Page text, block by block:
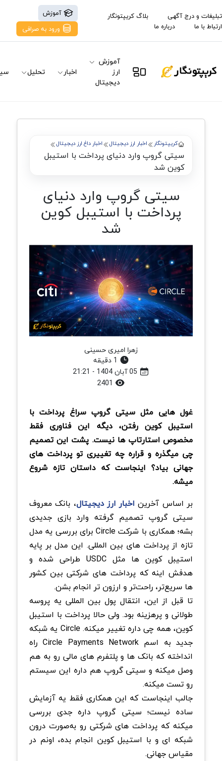
تبلیغات و درج آگهی
بلاگ کریپتونگار
ارتباط با ما
درباره ما
آموزش
ورود به صرافی
آموزش
ارز
دیجیتال
اخبار تحلیل
کریپتونگار اخبار ارز دیجیتال اخبار داغ ارز دیجیتال
سیتی گروپ وارد دنیای پرداخت با استیبل
کوین شد
سیتی گروپ وارد دنیای
پرداخت با استیبل کوین
شد
زهرا امیری حسینی
غول هایی مثل سیتی گروپ سراغ پرداخت با
استیبل کوین رفتن، دیگه این فناوری فقط
مخصوص استارتاپ ها نیست. پشت این تصمیم
چی میگذره و قراره چه تغییری تو پرداخت های
جهانی بیاد؟ اینجاست که داستان تازه شروع
میشه.
بر اساس آخرین اخبار ارز دیجیتال، بانک معروف
سیتی گروپ تصمیم گرفته وارد بازی جدیدی
بشه؛ همکاری با شرکت Circle برای بررسی یه مدل
تازه از پرداخت های بین المللی. این مدل بر پایه
استیبل کوین ها مثل USDC طراحی شده و
هدفش اینه که پرداخت های شرکتی بین کشور
ها سریع‌تر، راحت‌تر و ارزون تر انجام بشن.
تا قبل از این، انتقال پول بین المللی یه پروسه
طولانی و پرهزینه بود. ولی حالا پرداخت با استیبل
کوین، همه چی داره تغییر میکنه. Circle یه شبکه
جدید به اسم Circle Payments Network راه
انداخته که بانک ها و پلتفرم های مالی رو به هم
وصل میکنه و سیتی گروپ هم داره این سیستم
رو تست میکنه.
جالب اینجاست که این همکاری فقط یه آزمایش
ساده نیست؛ سیتی گروپ داره جدی بررسی
میکنه که پرداخت های شرکتی رو به‌صورت درون‌
شبکه ای و با استیبل کوین انجام بده، اونم در
مقیاس جهانی.